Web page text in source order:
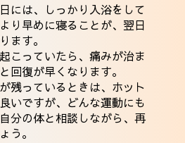
には、しっかり入浴をして
り早めに寝ることが、翌日
ます。
こっていたら、痛みが治ま
回復が早くなります。
残っているときは、ホット
いですが、どんな運動にも
分の体と相談しながら、再
う。